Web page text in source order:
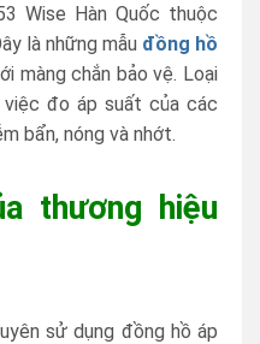
Wise Hàn Quốc thuộc
là những mẫu đồng hồ
màng chắn bảo vệ. Loại
đo áp suất của các
bẩn, nóng và nhớt.
thương hiệu
sử dụng đồng hồ áp